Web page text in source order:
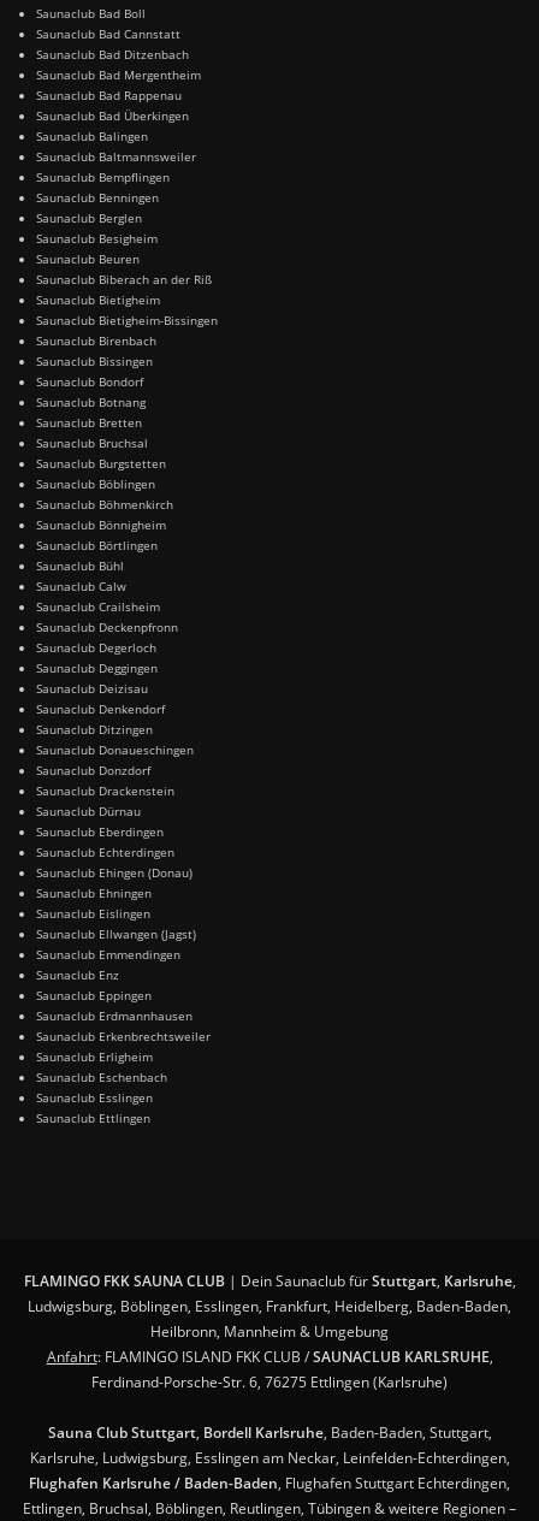
Saunaclub Bad Boll
Saunaclub Bad Cannstatt
Saunaclub Bad Ditzenbach
Saunaclub Bad Mergentheim
Saunaclub Bad Rappenau
Saunaclub Bad Überkingen
Saunaclub Balingen
Saunaclub Baltmannsweiler
Saunaclub Bempflingen
Saunaclub Benningen
Saunaclub Berglen
Saunaclub Besigheim
Saunaclub Beuren
Saunaclub Biberach an der Riß
Saunaclub Bietigheim
Saunaclub Bietigheim-Bissingen
Saunaclub Birenbach
Saunaclub Bissingen
Saunaclub Bondorf
Saunaclub Botnang
Saunaclub Bretten
Saunaclub Bruchsal
Saunaclub Burgstetten
Saunaclub Böblingen
Saunaclub Böhmenkirch
Saunaclub Bönnigheim
Saunaclub Börtlingen
Saunaclub Bühl
Saunaclub Calw
Saunaclub Crailsheim
Saunaclub Deckenpfronn
Saunaclub Degerloch
Saunaclub Deggingen
Saunaclub Deizisau
Saunaclub Denkendorf
Saunaclub Ditzingen
Saunaclub Donaueschingen
Saunaclub Donzdorf
Saunaclub Drackenstein
Saunaclub Dürnau
Saunaclub Eberdingen
Saunaclub Echterdingen
Saunaclub Ehingen (Donau)
Saunaclub Ehningen
Saunaclub Eislingen
Saunaclub Ellwangen (Jagst)
Saunaclub Emmendingen
Saunaclub Enz
Saunaclub Eppingen
Saunaclub Erdmannhausen
Saunaclub Erkenbrechtsweiler
Saunaclub Erligheim
Saunaclub Eschenbach
Saunaclub Esslingen
Saunaclub Ettlingen
FLAMINGO FKK SAUNA CLUB| Dein Saunaclub fürStuttgart, Karlsruhe,
Ludwigsburg, Böblingen, Esslingen, Frankfurt, Heidelberg, Baden-Baden,
Heilbronn, Mannheim & Umgebung
Anfahrt: FLAMINGO ISLAND FKK CLUB /SAUNACLUB KARLSRUHE,
Ferdinand-Porsche-Str. 6, 76275 Ettlingen (Karlsruhe)
Sauna Club Stuttgart, Bordell Karlsruhe, Baden-Baden, Stuttgart,
Karlsruhe, Ludwigsburg, Esslingen am Neckar, Leinfelden-Echterdingen,
Flughafen Karlsruhe / Baden-Baden, Flughafen Stuttgart Echterdingen,
Ettlingen, Bruchsal, Böblingen, Reutlingen, Tübingen & weitere Regionen –